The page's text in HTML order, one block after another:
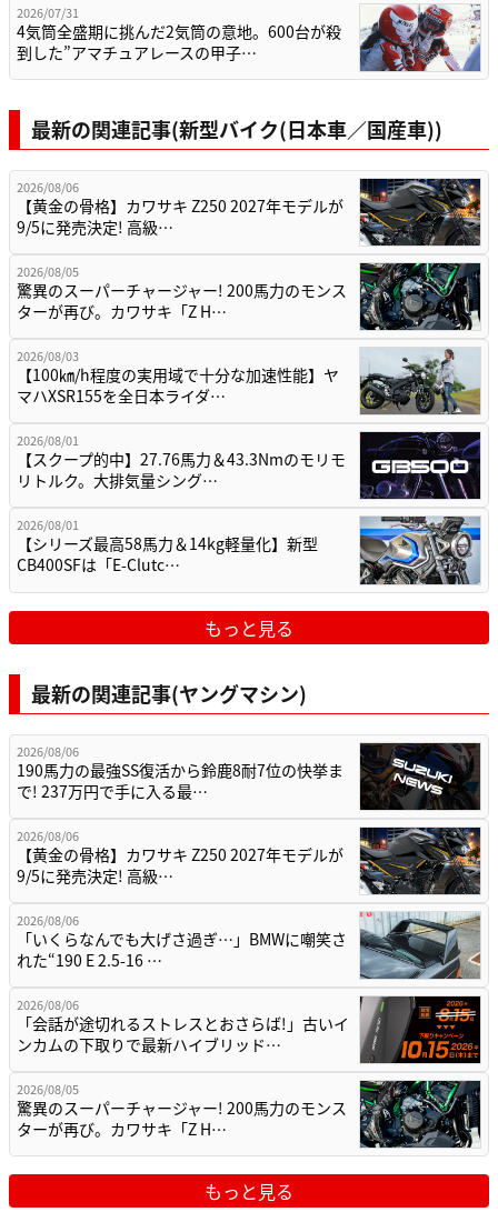
2026/07/31
4気筒全盛期に挑んだ2気筒の意地。600台が殺
到した”アマチュアレースの甲子…
最新の関連記事(新型バイク(日本車／国産車))
2026/08/06
【黄金の骨格】カワサキ Z250 2027年モデルが
9/5に発売決定! 高級…
2026/08/05
驚異のスーパーチャージャー! 200馬力のモンス
ターが再び。カワサキ「Z H…
2026/08/03
【100㎞/h程度の実用域で十分な加速性能】ヤ
マハXSR155を全日本ライダ…
2026/08/01
【スクープ的中】27.76馬力＆43.3Nmのモリモ
リトルク。大排気量シング…
2026/08/01
【シリーズ最高58馬力＆14kg軽量化】新型
CB400SFは「E-Clutc…
もっと見る
最新の関連記事(ヤングマシン)
2026/08/06
190馬力の最強SS復活から鈴鹿8耐7位の快挙ま
で! 237万円で手に入る最…
2026/08/06
【黄金の骨格】カワサキ Z250 2027年モデルが
9/5に発売決定! 高級…
2026/08/06
「いくらなんでも大げさ過ぎ…」BMWに嘲笑さ
れた“190 E 2.5-16 …
2026/08/06
「会話が途切れるストレスとおさらば!」古いイ
ンカムの下取りで最新ハイブリッド…
2026/08/05
驚異のスーパーチャージャー! 200馬力のモンス
ターが再び。カワサキ「Z H…
もっと見る